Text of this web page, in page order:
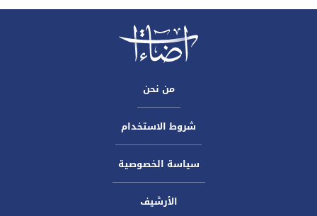
من نحن
شروط الاستخدام
سياسة الخصوصية
الأرشيف